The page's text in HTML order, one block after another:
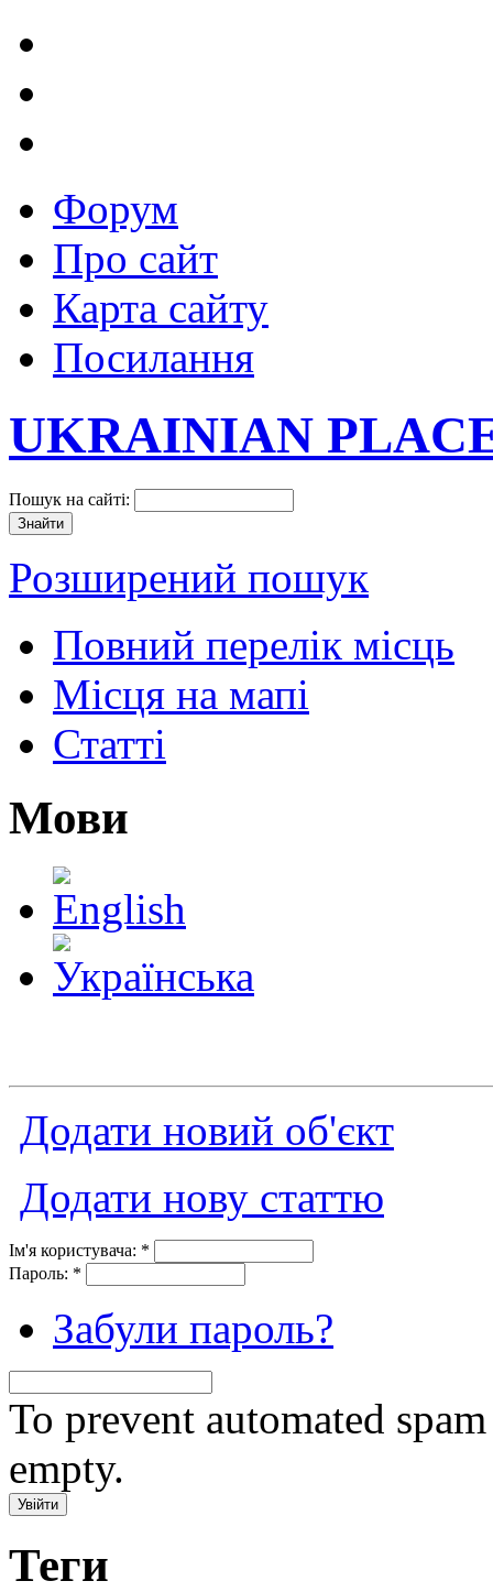
Форум
Про сайт
Карта сайту
Посилання
UKRAINIAN
Пошук на сайті:
Розширений пошук
Повний перелік місць
Місця на мапі
Статті
Мови
Додати новий об'єкт
Додати нову статтю
Ім'я користувача: *
Пароль: *
Забули пароль?
To prevent automated
empty.
Теги